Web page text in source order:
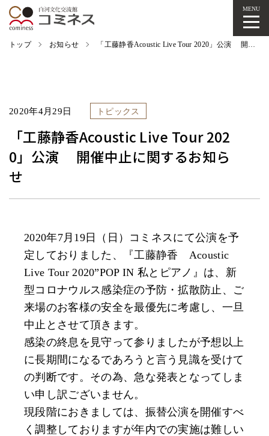
MENU
トップ お知らせ 「工藤静香Acoustic Live Tour 2020」公演 開催中止に関するお知らせ
2020年4月29日 トピックス
「工藤静香Acoustic Live Tour 202
0」公演 開催中止に関するお知ら
せ
2020年7月19日（日）コミネスにて公演を予
定しておりました、『工藤静香 Acoustic
Live Tour 2020”POP IN 私とピアノ』は、新
型コロナウルス感染症の予防・拡散防止、ご
来場のお客様の安全を最優先に考慮し、一旦
中止とさせて頂きます。
感染の終息を見守って参りましたが予想以上
に長期間になるであろうと言う見識を受けて
の判断です。その為、急な発表となってしま
い申し訳ございません。
現段階におきましては、振替公演を開催すべ
く調整しておりますが年内での実施は難しい